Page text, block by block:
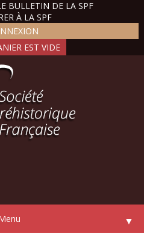
BULLETIN DE LA SPF
À LA SPF
▼